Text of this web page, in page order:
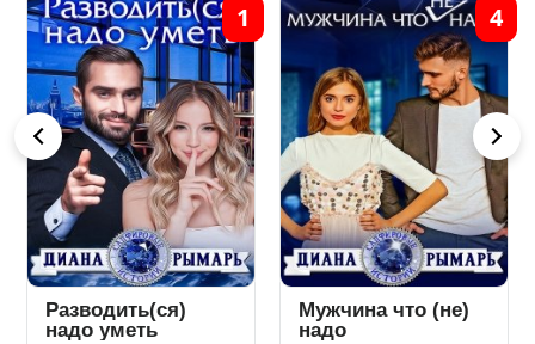
Разводить(ся)
надо уметь
1
Мужчина что (не)
надо
4